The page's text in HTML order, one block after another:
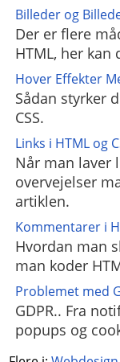
Billeder og
Der er flere
HTML, her
Hover Effekter
Sådan styrker
CSS.
Links i HTML og
Når man laver
overvejelser
artiklen.
Kommentarer i
Hvordan man
man koder
Problemet med
GDPR.. Fra
popups og